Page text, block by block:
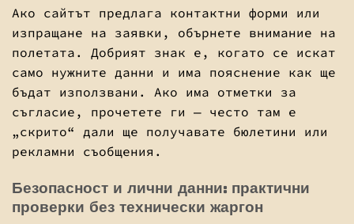
Ако сайтът предлага контактни форми или
изпращане на заявки, обърнете внимание на
полетата. Добрият знак е, когато се искат
само нужните данни и има пояснение как ще
бъдат използвани. Ако има отметки за
съгласие, прочетете ги — често там е
„скрито“ дали ще получавате бюлетини или
рекламни съобщения.
Безопасност и лични данни: практични
проверки без технически жаргон